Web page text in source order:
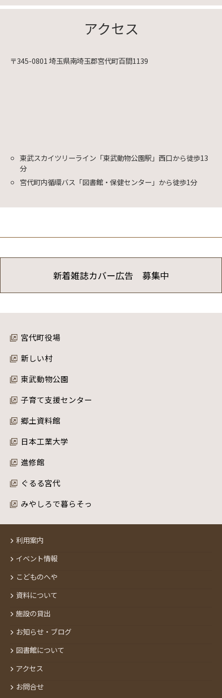
アクセス
〒345-0801 埼玉県南埼玉郡宮代町百間1139
東武スカイツリーライン「東武動物公園駅」西口から徒歩13
分
宮代町内循環バス「図書館・保健センター」から徒歩1分
新着雑誌カバー広告 募集中
宮代町役場
新しい村
東武動物公園
子育て支援センター
郷土資料館
日本工業大学
進修館
ぐるる宮代
みやしろで暮らそっ
利用案内
イベント情報
こどものへや
資料について
施設の貸出
お知らせ・ブログ
図書館について
アクセス
お問合せ